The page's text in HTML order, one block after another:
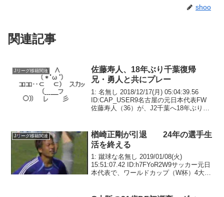
shoo
関連記事
Jリーグ移籍関連
佐藤寿人、18年ぶり千葉復帰
兄・勇人と共にプレー
1: 名無し 2018/12/17(月) 05:04:39.56
ID:CAP_USER9名古屋の元日本代表FW
佐藤寿人（36）が、J2千葉へ18年ぶりに
カー...
Jリーグ移籍関連
楢崎正剛が引退 24年の選手生
活を終える
1: 蹴球な名無し 2019/01/08(火)
15:51:07.42 ID:h7FYoR2W9サッカー元日
本代表で、ワールドカップ（W杯）4大会